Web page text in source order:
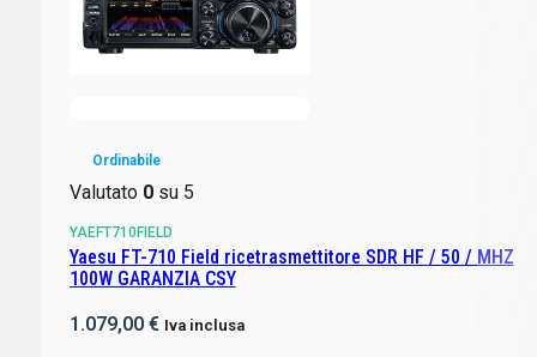
Ordinabile
Valutato 0su 5
YAEFT710FIELD
Yaesu FT-710 Field ricetrasmettitore SDR HF / 50 / MHZ
100W GARANZIA CSY
1.079,00 € Iva inclusa